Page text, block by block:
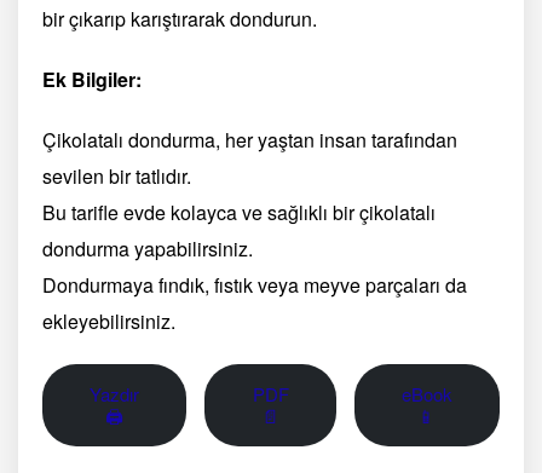
bir çıkarıp karıştırarak dondurun.
Ek Bilgiler:
Çikolatalı dondurma, her yaştan insan tarafından
sevilen bir tatlıdır.
Bu tarifle evde kolayca ve sağlıklı bir çikolatalı
dondurma yapabilirsiniz.
Dondurmaya fındık, fıstık veya meyve parçaları da
ekleyebilirsiniz.
Yazdır
🖨
PDF
📄
eBook
📱